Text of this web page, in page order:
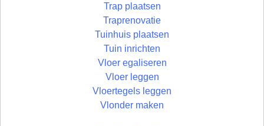
Trap plaatsen
Traprenovatie
Tuinhuis plaatsen
Tuin inrichten
Vloer egaliseren
Vloer leggen
Vloertegels leggen
Vlonder maken